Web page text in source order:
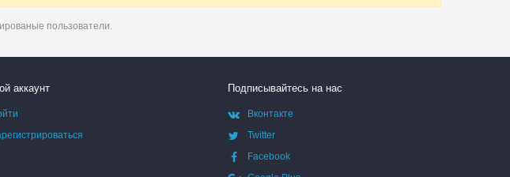
пользователи.
аккаунт Подписывайтесь на нас
Вконтакте
Twitter
Facebook